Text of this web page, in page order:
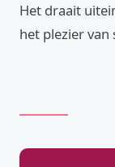
Het draait
het plezier van